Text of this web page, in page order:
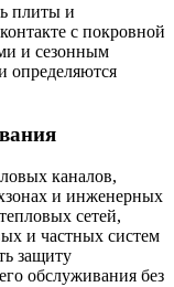
плиты и
с покровной
и сезонным
определяются
каналов,
и инженерных
сетей,
и частных систем
защиту
обслуживания без